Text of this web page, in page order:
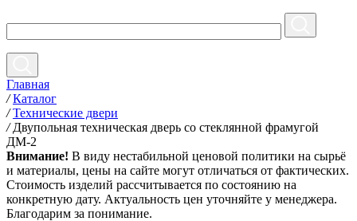
Главная
/ Каталог
/ Технические двери
/ Двупольная техническая дверь со стеклянной фрамугой
ДМ-2
Внимание! В виду нестабильной ценовой политики на сырьё
и материалы, цены на сайте могут отличаться от фактических.
Стоимость изделий рассчитывается по состоянию на
конкретную дату. Актуальность цен уточняйте у менеджера.
Благодарим за понимание.